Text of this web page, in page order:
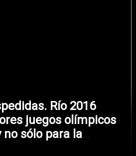
Río 2016
juegos olímpicos
no sólo para la